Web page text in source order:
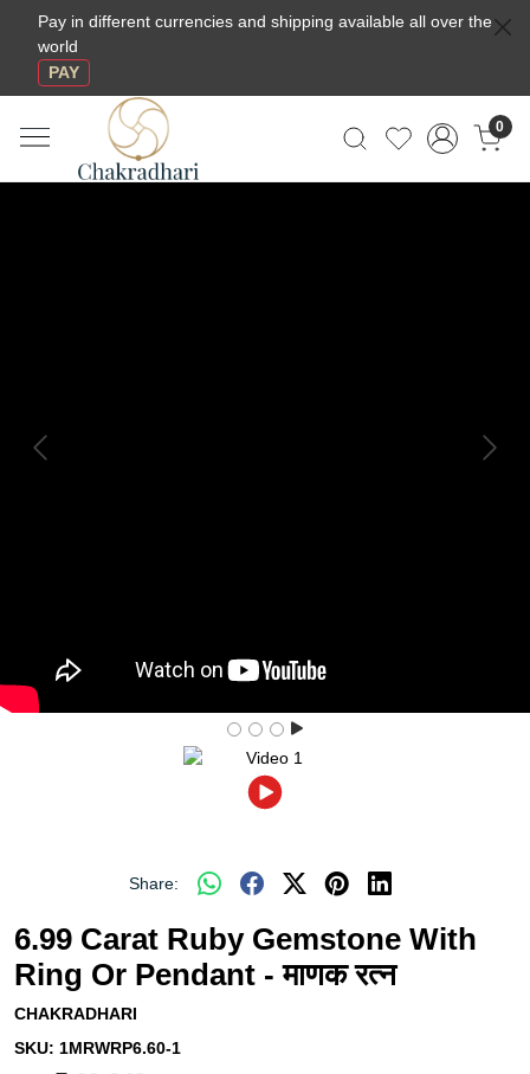
Pay in different currencies and shipping available all over the
world
PAY
0
Previous Next
Share:
6.99 Carat Ruby Gemstone With
Ring Or Pendant - माणक रत्न
CHAKRADHARI
SKU: 1MRWRP6.60-1